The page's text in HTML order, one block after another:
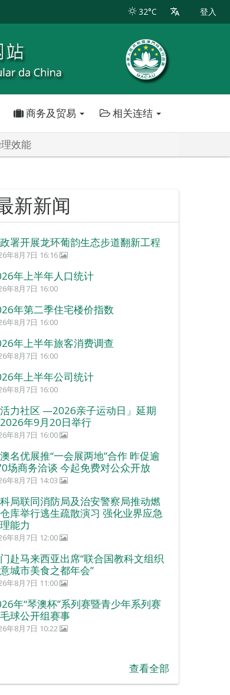
32°C 登入
商务及贸易 相关连结
效能
新新闻
署开展龙环葡韵生态步道翻新工程
年8月7日 16:16
年上半年人口统计
年8月7日 16:00
年第二季住宅楼价指数
年8月7日 16:00
年上半年旅客消费调查
年8月7日 16:00
年上半年公司统计
年8月7日 16:00
活力社区 —2026亲子运动日」延期
年9月20日举行
年8月7日 16:00
名优展推“一会展两地”合作 昨促逾
场商务洽谈 今起免费对公众开放
年8月7日 14:03
局联同消防局及治安警察局推动燃
库举行逃生疏散演习 强化业界应急
能力
年8月7日 12:00
赴马来西亚出席“联合国教科文组织
城市美食之都年会”
年8月7日 11:00
年“琴澳杯”系列赛暨青少年系列赛
球公开组赛事
年8月7日 10:22
查看全部